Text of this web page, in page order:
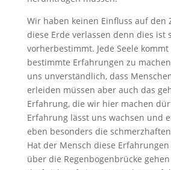
Wir haben keinen Einfluss auf den
diese Erde verlassen denn dies ist
vorherbestimmt. Jede Seele
bestimmte Erfahrungen zu
uns unverständlich, dass
erleiden müssen aber auch das
Erfahrung, die wir hier machen
Erfahrung lässt uns wachsen und
eben besonders die
Hat der Mensch diese
über die Regenbogenbrücke